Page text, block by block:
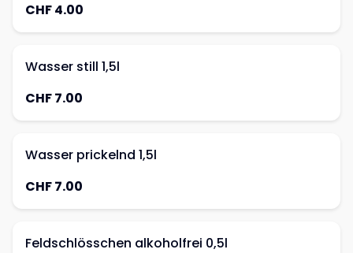
CHF 4.00
Wasser still 1,5l
CHF 7.00
Wasser prickelnd 1,5l
CHF 7.00
Feldschlösschen alkoholfrei 0,5l